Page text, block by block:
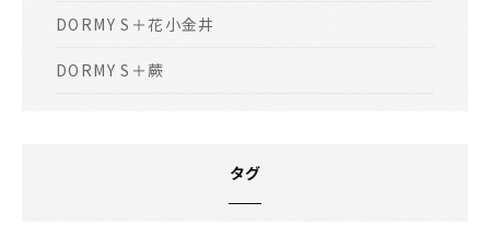
DORMY S＋花小金井
DORMY S＋蕨
タグ